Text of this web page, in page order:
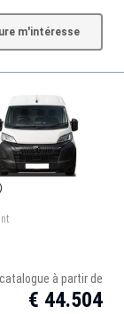
m'intéresse
à partir de
€ 44.504